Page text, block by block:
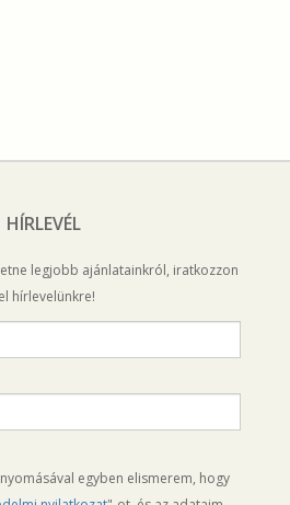
HÍRLEVÉL
legjobb ajánlatainkról, iratkozzon
hírlevelünkre!
egyben elismerem, hogy